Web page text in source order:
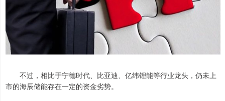
不过，相比于宁德时代、比亚迪、亿纬锂能等行业龙头，仍未上
市的海辰储能存在一定的资金劣势。